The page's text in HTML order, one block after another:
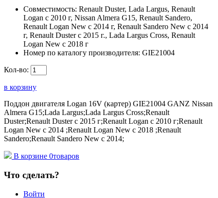
Совместимость: Renault Duster, Lada Largus, Renault
Logan c 2010 г, Nissan Almera G15, Renault Sandero,
Renault Logan New с 2014 г, Renault Sandero New с 2014
г, Renault Duster с 2015 г., Lada Largus Cross, Renault
Logan New с 2018 г
Номер по каталогу производителя: GIE21004
Кол-во:
в корзину
Поддон двигателя Logan 16V (картер) GIE21004 GANZ Nissan
Almera G15;Lada Largus;Lada Largus Cross;Renault
Duster;Renault Duster с 2015 г;Renault Logan c 2010 г;Renault
Logan New с 2014 ;Renault Logan New с 2018 ;Renault
Sandero;Renault Sandero New с 2014;
В корзине 0товаров
Что сделать?
Войти